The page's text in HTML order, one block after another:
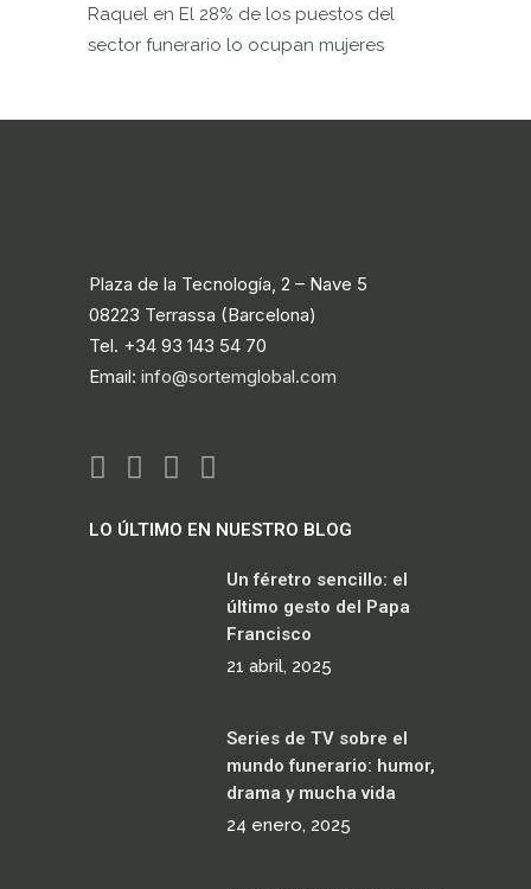
Raquel en El 28% de los puestos del
sector funerario lo ocupan mujeres
Plaza de la Tecnología, 2 – Nave 5
08223 Terrassa (Barcelona)
Tel. +34 93 143 54 70
Email: info@sortemglobal.com
LO ÚLTIMO EN NUESTRO BLOG
Un féretro sencillo: el
último gesto del Papa
Francisco
21 abril, 2025
Series de TV sobre el
mundo funerario: humor,
drama y mucha vida
24 enero, 2025